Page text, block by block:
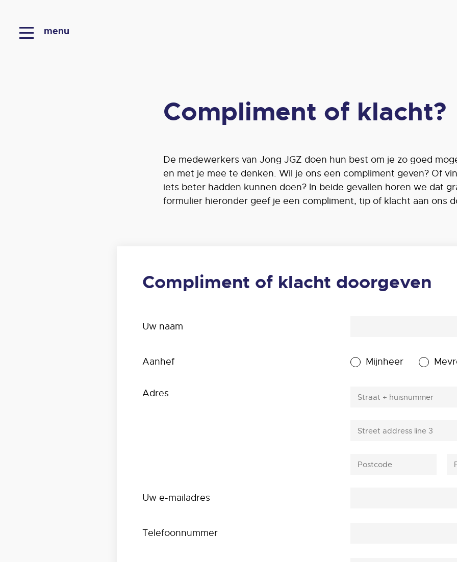
Compliment of klacht?
De medewerkers van Jong JGZ doen hun best om je zo goed
en met je mee te denken. Wil je ons een compliment geven? Of
iets beter hadden kunnen doen? In beide gevallen horen we dat
formulier hieronder geef je een compliment, tip of klacht aan ons
Compliment of klacht doorgeven
Uw naam
Aanhef Mijnheer
Adres
Uw e-mailadres
Telefoonnummer
menu